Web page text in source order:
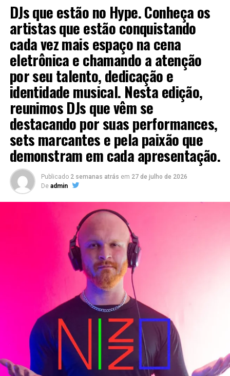
O orixá Exú sempre é homenageado pelas escolas de
samba em seus carnavais. É comum o sambista e o
público geral assistirem as escolas apresentando
alegorias, alas, camisetas, destaques, comissões de
frente e até artistas performáticos. Todo ano, a entidade
é exaltada nos enredos afroreligiosos, afinal é conhecida
como o guardião do “povo da rua”.
“Carnaval é novidade, é criatividade e, durante minhas
pesquisas para composição de samba-enredo, eu tinha
visto esse trabalho e achei magnífico. Uma releitura de
Exú com muita personalidade e algo que eu nunca tinha
DJs que estão no Hype. Conheça os
artistas que estão conquistando
cada vez mais espaço na cena
eletrônica e chamando a atenção
por seu talento, dedicação e
identidade musical. Nesta edição,
reunimos DJs que vêm se
destacando por suas performances,
sets marcantes e pela paixão que
demonstram em cada apresentação.
Publicado 2 semanas atrás em 27 de julho de 2026
De admin